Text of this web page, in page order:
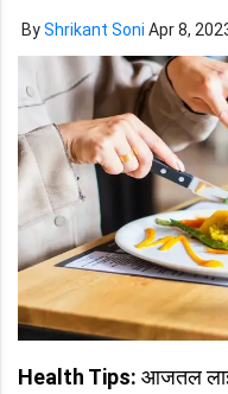
ByShrikant Soni Apr 8,
Health Tips: आजतल